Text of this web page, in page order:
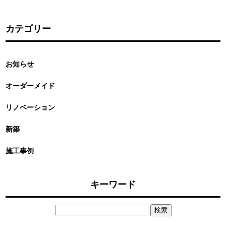
カテゴリー
お知らせ
オーダーメイド
リノベーション
新築
施工事例
キーワード